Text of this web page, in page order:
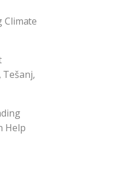
Tešanj,
Help